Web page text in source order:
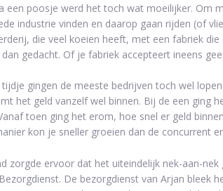
een poosje werd het toch wat moeilijker. Om
industrie vinden en daarop gaan rijden (of
die veel koeien heeft, met een fabriek
gedacht. Of je fabriek accepteert ineens
tijdje gingen de meeste bedrijven toch wel
het geld vanzelf wel binnen. Bij de een ging
toen ging het erom, hoe snel er geld
kon je sneller groeien dan de concurrent
zorgde ervoor dat het uiteindelijk nek-aan-
De bezorgdienst van Arjan bleek